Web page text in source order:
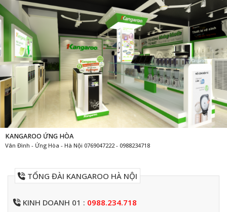
KANGAROO ỨNG HÒA
Vân Đình - Ứng Hòa - Hà Nội 0769047222 - 0988234718
TỔNG ĐÀI KANGAROO HÀ NỘI
KINH DOANH 01 : 0988.234.718